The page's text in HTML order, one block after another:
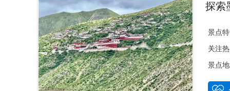
探索
景点
关注
景点